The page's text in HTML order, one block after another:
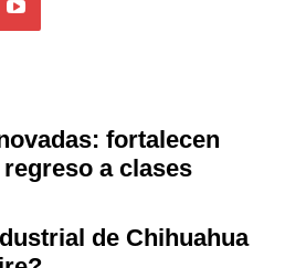
fortalecen
a clases
de Chihuahua